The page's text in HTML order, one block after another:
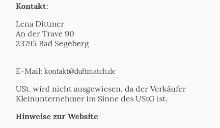
Kontakt:
Lena Dittmer
An der Trave 90
23795 Bad Segeberg
E-Mail: kontakt@duftmatch.de
USt. wird nicht ausgewiesen, da der Verkäufer
Kleinunternehmer im Sinne des UStG ist.
Hinweise zur Website